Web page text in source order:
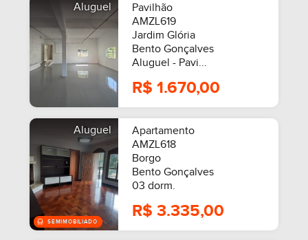
Aluguel
Pavilhão
AMZL619
Jardim Glória
Bento Gonçalves
Aluguel - Pavi...
R$ 1.670,00
Aluguel
Apartamento
AMZL618
Borgo
Bento Gonçalves
03 dorm.
R$ 3.335,00